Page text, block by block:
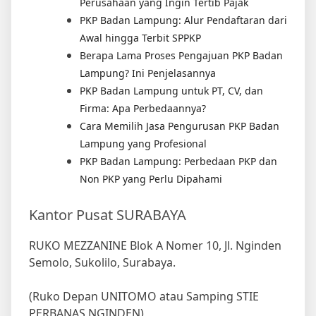
PKP Badan Lampung: Alur Pendaftaran dari
Awal hingga Terbit SPPKP
Berapa Lama Proses Pengajuan PKP Badan
Lampung? Ini Penjelasannya
PKP Badan Lampung untuk PT, CV, dan
Firma: Apa Perbedaannya?
Cara Memilih Jasa Pengurusan PKP Badan
Lampung yang Profesional
PKP Badan Lampung: Perbedaan PKP dan
Non PKP yang Perlu Dipahami
Kantor Pusat SURABAYA
RUKO MEZZANINE Blok A Nomer 10, Jl. Nginden
Semolo, Sukolilo, Surabaya.
(Ruko Depan UNITOMO atau Samping STIE